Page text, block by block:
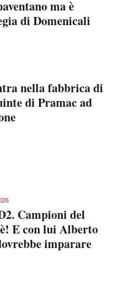
ma è
di Domenicali
nella fabbrica di
di Pramac ad
Campioni del
E con lui Alberto
imparare